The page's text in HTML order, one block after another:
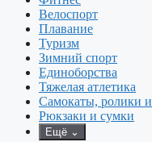
Велоспорт
Плавание
Туризм
Зимний спорт
Единоборства
Тяжелая атлетика
Самокаты, ролики
Рюкзаки и сумки
Ещё ⌄